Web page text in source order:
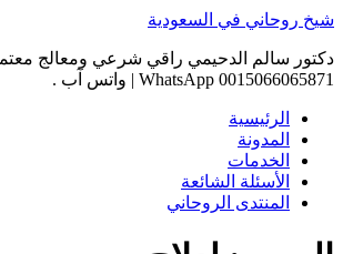
Skip
content
شيخ روحاني في السعودية
دكتور سالم الدحيمي راقي شرعي ومعالج
0015066065871 WhatsApp | واتس آب .
الرئيسية
المدونة
الخدمات
الأسئلة الشائعة
المنتدى الروحاني